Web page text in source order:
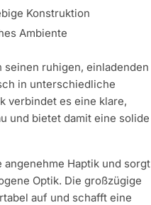
Konstruktion
Ambiente
seinen ruhigen, einladenden
in unterschiedliche
verbindet es eine klare,
und bietet damit eine solide
Haptik und sorgt
Optik. Die großzügige
auf und schafft eine